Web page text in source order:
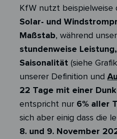
KfW nutzt beispielweise
Solar- und
Maßstab, während
stundenweise
Saisonalität (siehe
unserer Definition und
22 Tage mit einer
entspricht nur 6% aller
sich aber einig dass die
8. und 9. November